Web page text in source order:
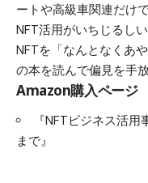
ートや高級車関連だけ
NFT活用がいちじるしい
NFTを「なんとなくあ
の本を読んで偏見を手
Amazon購入ページ
『NFTビジネス活
まで』